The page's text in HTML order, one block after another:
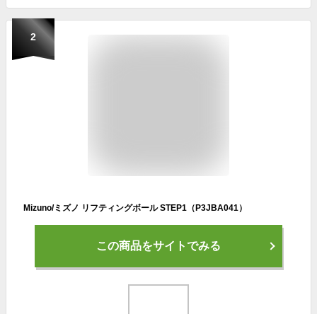
2
Mizuno/ミズノ リフティングボール STEP1（P3JBA041）
この商品をサイトでみる